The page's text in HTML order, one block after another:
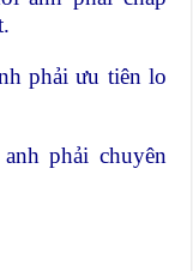
phải ưu tiên lo
phải chuyên